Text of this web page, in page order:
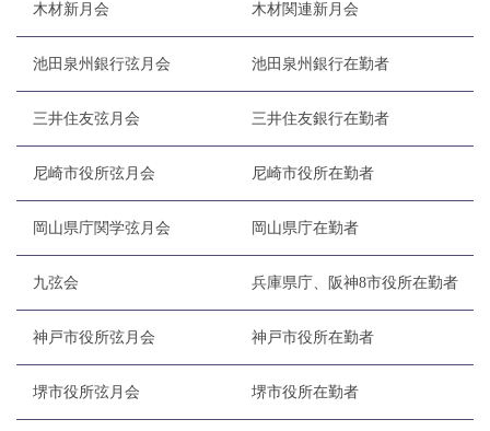
木材新月会 木材関連新月会
池田泉州銀行弦月会 池田泉州銀行在勤者
三井住友弦月会 三井住友銀行在勤者
尼崎市役所弦月会 尼崎市役所在勤者
岡山県庁関学弦月会 岡山県庁在勤者
九弦会 兵庫県庁、阪神8市役所在勤者
神戸市役所弦月会 神戸市役所在勤者
堺市役所弦月会 堺市役所在勤者